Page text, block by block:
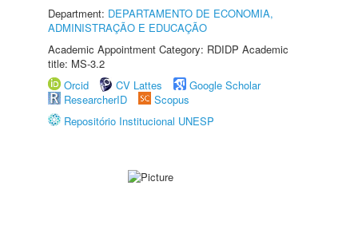
Department: DEPARTAMENTO DE ECONOMIA,
ADMINISTRAÇÃO E EDUCAÇÃO
Academic Appointment Category: RDIDP Academic
title: MS-3.2
Orcid
CV Lattes
Google Scholar
ResearcherID
Scopus
Repositório Institucional UNESP